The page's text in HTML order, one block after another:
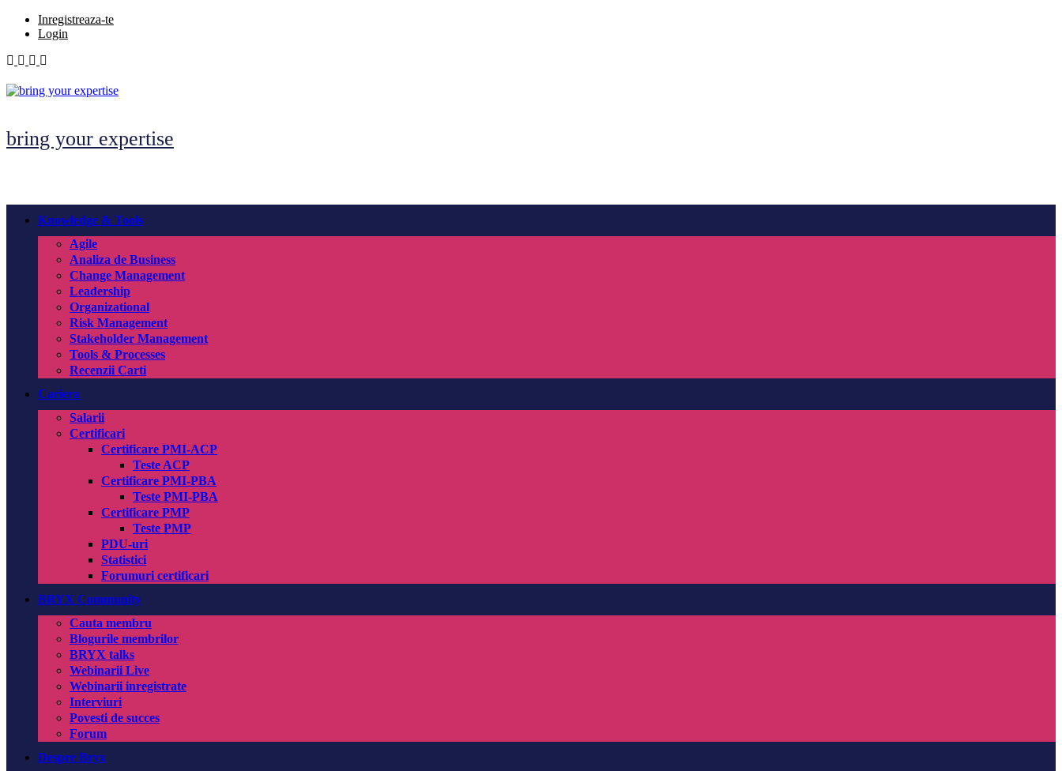
Skip
Inregistreaza-te
Login
bring your expertise
Knowledge & Tools
Agile
Analiza de Business
Change Management
Leadership
Organizational
Risk Management
Stakeholder Management
Tools & Processes
Recenzii Carti
Cariera
Salarii
Certificari
Certificare PMI-ACP
Teste ACP
Certificare PMI-PBA
Teste PMI-PBA
Certificare PMP
Teste PMP
PDU-uri
Statistici
Forumuri certificari
BRYX Community
Cauta membru
Blogurile membrilor
BRYX talks
Webinarii Live
Webinarii inregistrate
Interviuri
Povesti de succes
Forum
Despre Bryx